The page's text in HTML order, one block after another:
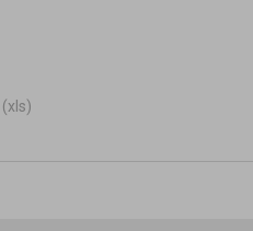
(xls)